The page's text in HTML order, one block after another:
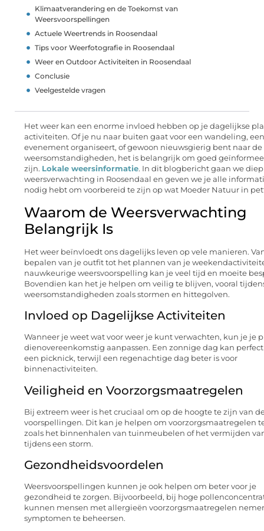
Klimaatverandering en de Toekomst van
Weersvoorspellingen
Actuele Weertrends in Roosendaal
Tips voor Weerfotografie in Roosendaal
Weer en Outdoor Activiteiten in Roosendaal
Conclusie
Veelgestelde vragen
Het weer kan een enorme invloed hebben op je dagelijkse
activiteiten. Of je nu naar buiten gaat voor een wandeling, een
evenement organiseert, of gewoon nieuwsgierig bent naar de
weersomstandigheden, het is belangrijk om goed
zijn. Lokale weersinformatie. In dit blogbericht gaan we
weersverwachting in Roosendaal en geven we je alle
nodig hebt om voorbereid te zijn op wat Moeder Natuur in
Waarom de Weersverwachting
Belangrijk Is
Het weer beïnvloedt ons dagelijks leven op vele manieren.
bepalen van je outfit tot het plannen van je
nauwkeurige weersvoorspelling kan je veel tijd en moeite
Bovendien kan het je helpen om veilig te blijven, vooral
weersomstandigheden zoals stormen en hittegolven.
Invloed op Dagelijkse Activiteiten
Wanneer je weet wat voor weer je kunt verwachten, kun je je
dienovereenkomstig aanpassen. Een zonnige dag kan
een picknick, terwijl een regenachtige dag beter is voor
binnenactiviteiten.
Veiligheid en Voorzorgsmaatregelen
Bij extreem weer is het cruciaal om op de hoogte te zijn van
voorspellingen. Dit kan je helpen om voorzorgsmaatregelen
zoals het binnenhalen van tuinmeubelen of het vermijden
tijdens een storm.
Gezondheidsvoordelen
Weersvoorspellingen kunnen je ook helpen om beter voor je
gezondheid te zorgen. Bijvoorbeeld, bij hoge
kunnen mensen met allergieën voorzorgsmaatregelen
symptomen te beheersen.